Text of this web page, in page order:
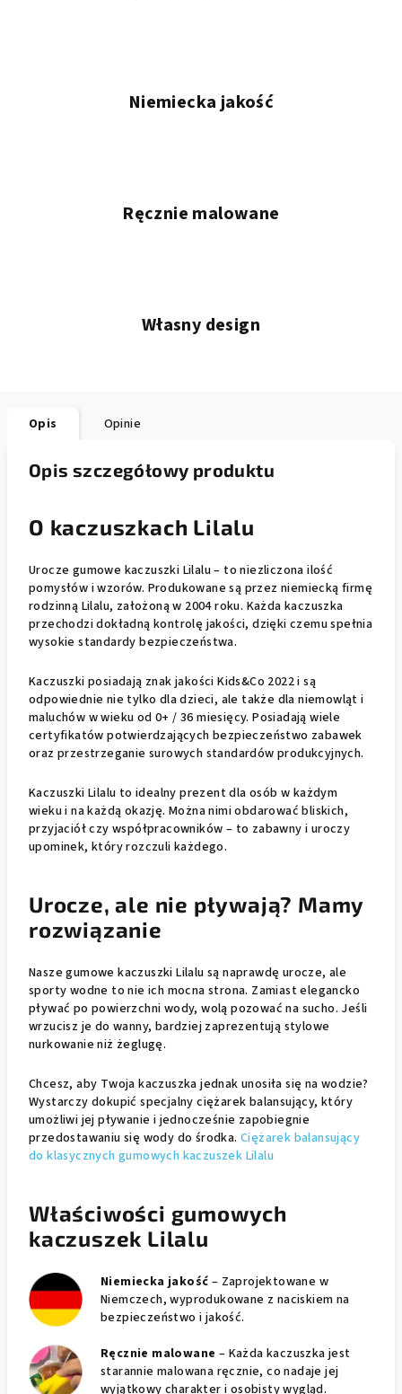
Niemiecka jakość
Ręcznie malowane
Własny design
Opis Opinie
Opis szczegółowy produktu
O kaczuszkach Lilalu
Urocze gumowe kaczuszki Lilalu – to niezliczona ilość
pomysłów i wzorów. Produkowane są przez niemiecką firmę
rodzinną Lilalu, założoną w 2004 roku. Każda kaczuszka
przechodzi dokładną kontrolę jakości, dzięki czemu spełnia
wysokie standardy bezpieczeństwa.
Kaczuszki posiadają znak jakości Kids&Co 2022 i są
odpowiednie nie tylko dla dzieci, ale także dla niemowląt i
maluchów w wieku od 0+ / 36 miesięcy. Posiadają wiele
certyfikatów potwierdzających bezpieczeństwo zabawek
oraz przestrzeganie surowych standardów produkcyjnych.
Kaczuszki Lilalu to idealny prezent dla osób w każdym
wieku i na każdą okazję. Można nimi obdarować bliskich,
przyjaciół czy współpracowników – to zabawny i uroczy
upominek, który rozczuli każdego.
Urocze, ale nie pływają? Mamy
rozwiązanie
Nasze gumowe kaczuszki Lilalu są naprawdę urocze, ale
sporty wodne to nie ich mocna strona. Zamiast elegancko
pływać po powierzchni wody, wolą pozować na sucho. Jeśli
wrzucisz je do wanny, bardziej zaprezentują stylowe
nurkowanie niż żeglugę.
Chcesz, aby Twoja kaczuszka jednak unosiła się na wodzie?
Wystarczy dokupić specjalny ciężarek balansujący, który
umożliwi jej pływanie i jednocześnie zapobiegnie
przedostawaniu się wody do środka. Ciężarek balansujący
do klasycznych gumowych kaczuszek Lilalu
Właściwości gumowych
kaczuszek Lilalu
Niemiecka jakość – Zaprojektowane w
Niemczech, wyprodukowane z naciskiem na
bezpieczeństwo i jakość.
Ręcznie malowane – Każda kaczuszka jest
starannie malowana ręcznie, co nadaje jej
wyjątkowy charakter i osobisty wygląd.